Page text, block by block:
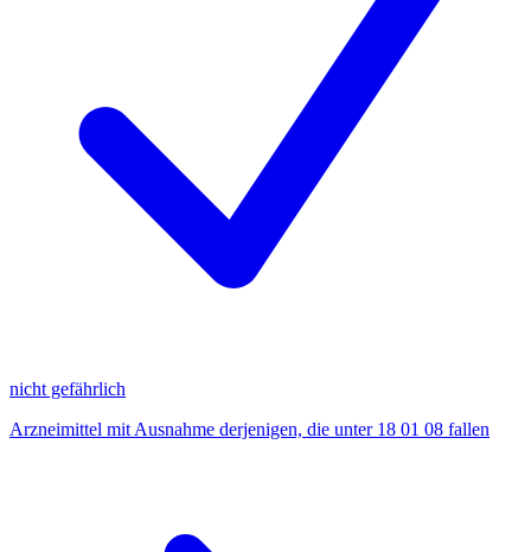
nicht gefährlich
Arzneimittel mit Ausnahme derjenigen, die unter 18 01 08 fallen